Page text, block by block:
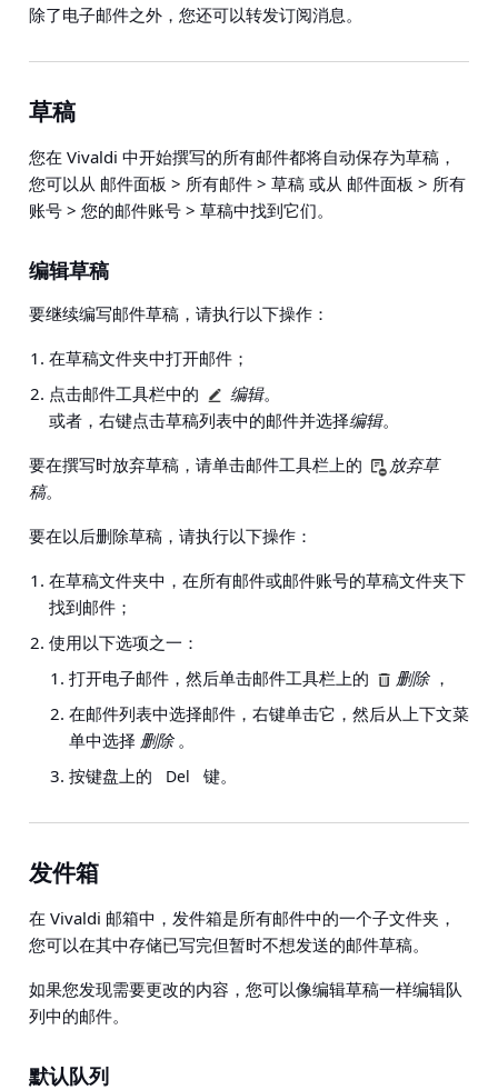
除了电子邮件之外，您还可以转发订阅消息。
草稿
您在 Vivaldi 中开始撰写的所有邮件都将自动保存为草稿，
您可以从 邮件面板 > 所有邮件 > 草稿 或从 邮件面板 > 所有
账号 > 您的邮件账号 > 草稿中找到它们。
编辑草稿
要继续编写邮件草稿，请执行以下操作：
在草稿文件夹中打开邮件；
点击邮件工具栏中的
编辑。
或者，右键点击草稿列表中的邮件并选择编辑。
要在撰写时放弃草稿，请单击邮件工具栏上的
放弃草
稿。
要在以后删除草稿，请执行以下操作：
在草稿文件夹中，在所有邮件或邮件账号的草稿文件夹下
找到邮件；
使用以下选项之一：
打开电子邮件，然后单击邮件工具栏上的
删除，
在邮件列表中选择邮件，右键单击它，然后从上下文菜
单中选择 删除。
按键盘上的
Del 键。
发件箱
在 Vivaldi 邮箱中，发件箱是所有邮件中的一个子文件夹，
您可以在其中存储已写完但暂时不想发送的邮件草稿。
如果您发现需要更改的内容，您可以像编辑草稿一样编辑队
列中的邮件。
默认队列